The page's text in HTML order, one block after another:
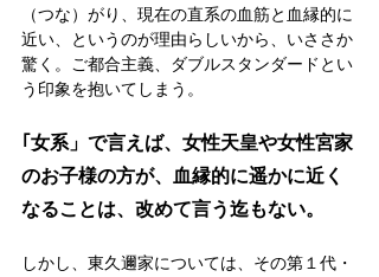
（つな）がり、現在の直系の血筋と血縁的に
近い、というのが理由らしいから、いささか
驚く。ご都合主義、ダブルスタンダードとい
う印象を抱いてしまう。
｢女系」で言えば、女性天皇や女性宮家
のお子様の方が、血縁的に遥かに近く
なることは、改めて言う迄もない。
しかし、東久邇家については、その第１代・